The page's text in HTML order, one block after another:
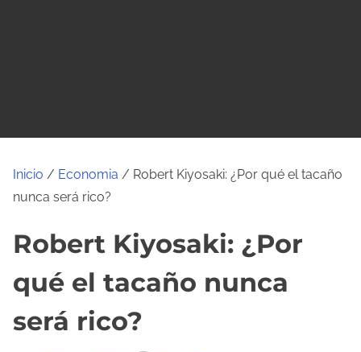
Inicio / Economia / Robert Kiyosaki: ¿Por qué el tacaño
nunca será rico?
Robert Kiyosaki: ¿Por
qué el tacaño nunca
será rico?